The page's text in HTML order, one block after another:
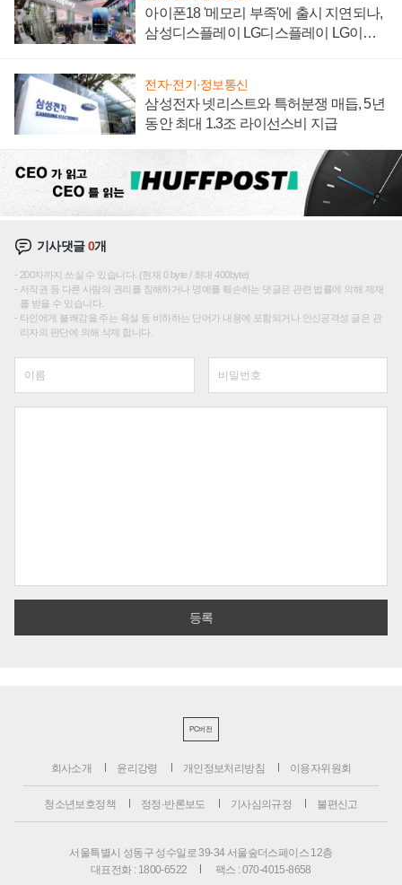
아이폰18 '메모리 부족'에 출시 지연되나,
삼성디스플레이 LG디스플레이 LG이노
전자·전기·정보통신
삼성전자 넷리스트와 특허분쟁 매듭, 5년
동안 최대 1.3조 라이선스비 지급
기사댓글0개
200자까지 쓰실 수 있습니다. (현재 0 byte / 최대 400byte)
저작권 등 다른 사람의 권리를 침해하거나 명예를 훼손하는 댓글은 관련 법률에 의해 제재
를 받을 수 있습니다.
타인에게 불쾌감을 주는 욕설 등 비하하는 단어가 내용에 포함되거나 인신공격성 글은 관
리자의 판단에 의해 삭제 합니다.
PC버전
회사소개 윤리강령 개인정보처리방침 이용자위원회
청소년보호정책 정정·반론보도 기사심의규정 불편신고
서울특별시 성동구 성수일로 39-34 서울숲더스페이스 12층
대표전화 : 1800-6522
팩스 : 070-4015-8658